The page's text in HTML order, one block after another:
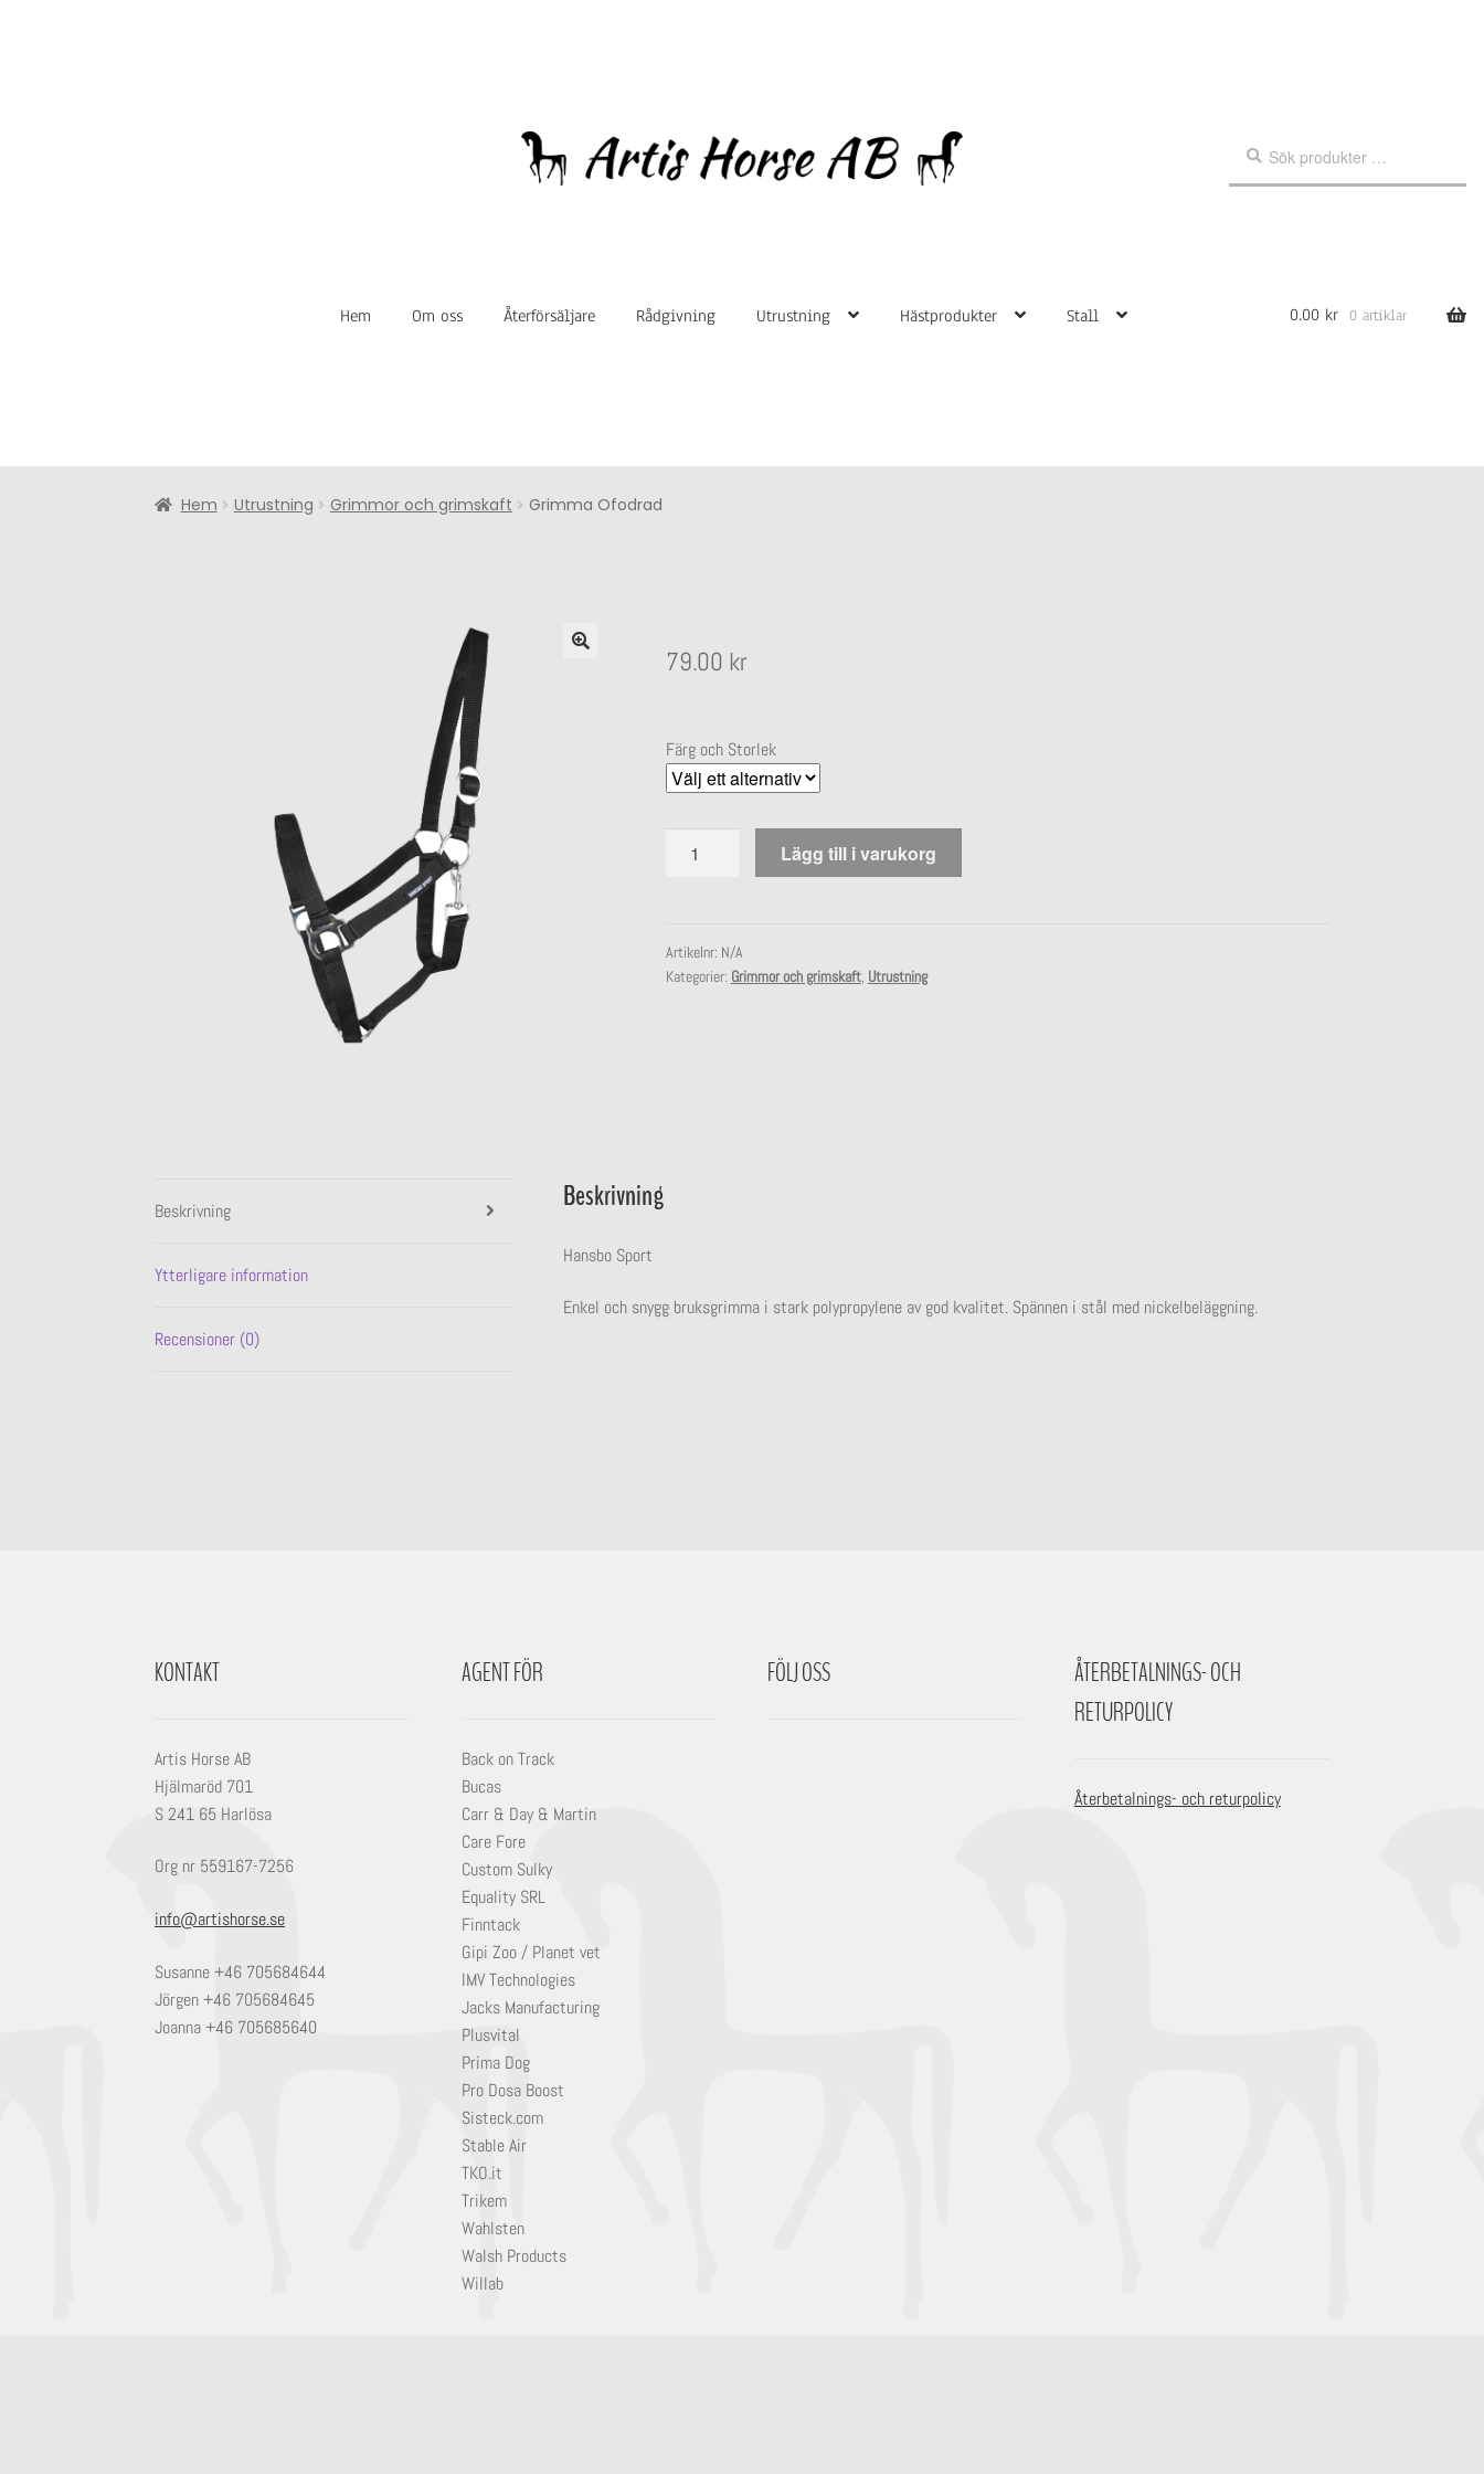
Hoppa
Hoppa
efter:
Hem Om oss Återförsäljare Rådgivning Utrustning Hästprodukter Stall 0.00 kr 0 artiklar
Hem Utrustning Grimmor och grimskaft Grimma Ofodrad
79.00 kr
Färg och Storlek
Ofodrad
Lägg till i varukorg
Artikelnr: N/A
Kategorier: Grimmor och grimskaft, Utrustning
Beskrivning
Ytterligare information
Recensioner (0)
Beskrivning
Hansbo Sport
Enkel och snygg bruksgrimma i stark polypropylene av god kvalitet. Spännen i stål med nickelbeläggning.
KONTAKT
Artis Horse AB
Hjälmaröd 701
S 241 65 Harlösa
Org nr 559167-7256
info@artishorse.se
Susanne +46 705684644
Jörgen +46 705684645
Joanna +46 705685640
AGENT FÖR
Back on Track
Bucas
Carr & Day & Martin
Care Fore
Custom Sulky
Equality SRL
Finntack
Gipi Zoo / Planet vet
IMV Technologies
Jacks Manufacturing
Plusvital
Prima Dog
Pro Dosa Boost
Sisteck.com
Stable Air
TKO.it
Trikem
Wahlsten
Walsh Products
Willab
FÖLJ OSS
ÅTERBETALNINGS- OCH
RETURPOLICY
Återbetalnings- och returpolicy